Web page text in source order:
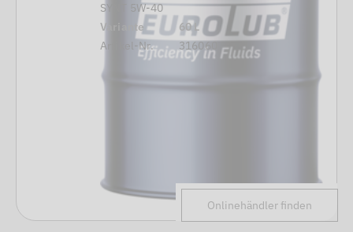
SYNT 5W-40
Variante
60 L
Artikel-Nr.
316060
Onlinehändler finden